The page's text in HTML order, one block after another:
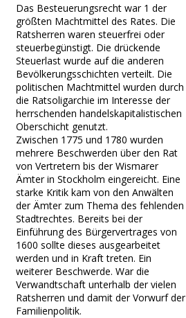
Das Besteuerungsrecht war 1 der
größten Machtmittel des Rates. Die
Ratsherren waren steuerfrei oder
steuerbegünstigt. Die drückende
Steuerlast wurde auf die anderen
Bevölkerungsschichten verteilt. Die
politischen Machtmittel wurden durch
die Ratsoligarchie im Interesse der
herrschenden handelskapitalistischen
Oberschicht genutzt.
Zwischen 1775 und 1780 wurden
mehrere Beschwerden über den Rat
von Vertretern bis der Wismarer
Ämter in Stockholm eingereicht. Eine
starke Kritik kam von den Anwälten
der Ämter zum Thema des fehlenden
Stadtrechtes. Bereits bei der
Einführung des Bürgervertrages von
1600 sollte dieses ausgearbeitet
werden und in Kraft treten. Ein
weiterer Beschwerde. War die
Verwandtschaft unterhalb der vielen
Ratsherren und damit der Vorwurf der
Familienpolitik.